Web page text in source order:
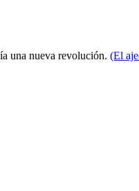
una nueva revolución. (El